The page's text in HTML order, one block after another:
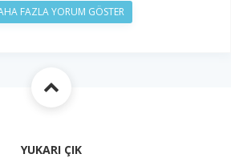
FAZLA YORUM GÖSTER
YUKARI ÇIK